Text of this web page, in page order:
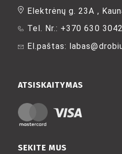
be
chosen
the
SEKITE MUS
ATSISKAITYMAS
Elektrėnų g. 23A ,
Tel. Nr.: +370 630
El.paštas: